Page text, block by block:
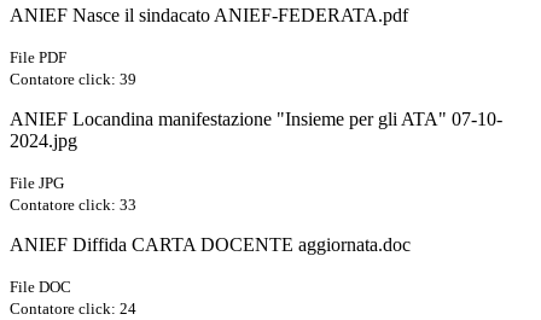
ANIEF Nasce il sindacato ANIEF-FEDERATA.pdf
File PDF
Contatore click: 39
ANIEF Locandina manifestazione "Insieme per gli ATA" 07-10-
2024.jpg
File JPG
Contatore click: 33
ANIEF Diffida CARTA DOCENTE aggiornata.doc
File DOC
Contatore click: 24